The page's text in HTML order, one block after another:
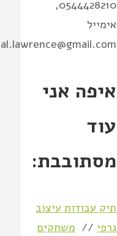
0544428210,
אימייל
איפה אני
עוד
מסתובבת:
תיק עבודות עיצוב
גרפי // משחקים